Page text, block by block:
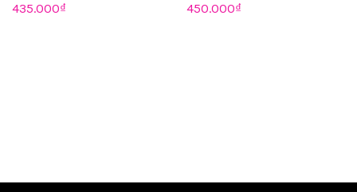
435.000₫
450.000₫